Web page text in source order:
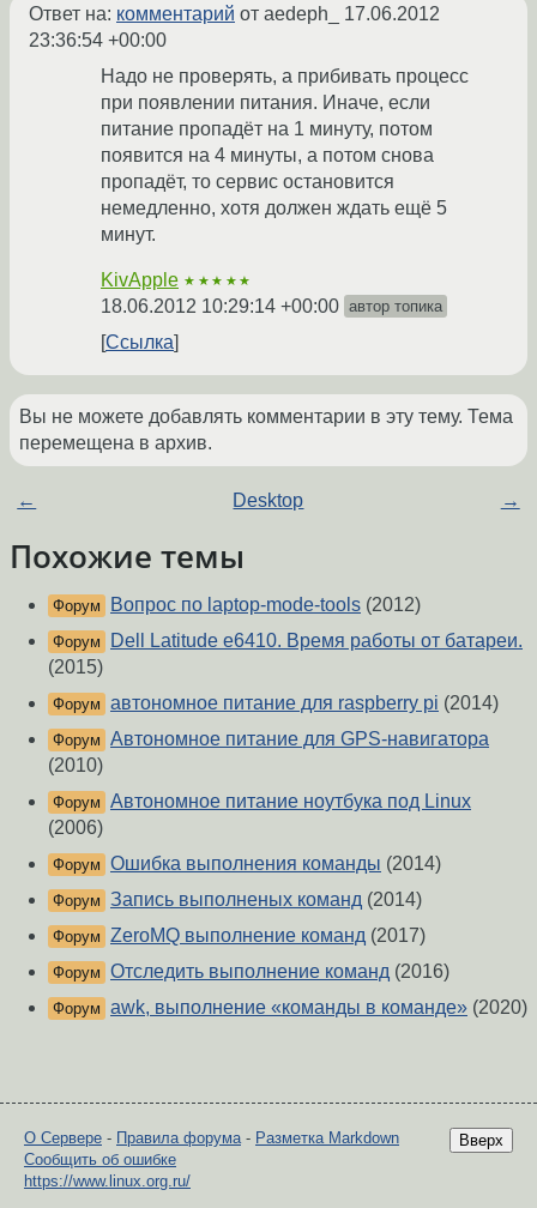
Ответ на: комментарий от aedeph_ 17.06.2012
23:36:54 +00:00
Надо не проверять, а прибивать процесс
при появлении питания. Иначе, если
питание пропадёт на 1 минуту, потом
появится на 4 минуты, а потом снова
пропадёт, то сервис остановится
немедленно, хотя должен ждать ещё 5
минут.
KivApple ★★★★★
18.06.2012 10:29:14 +00:00 автор топика
Ссылка
Вы не можете добавлять комментарии в эту тему. Тема
перемещена в архив.
← Desktop →
Похожие темы
Форум Вопрос по laptop-mode-tools (2012)
Форум
Dell Latitude e6410. Время работы от батареи.
(2015)
Форум автономное питание для raspberry pi (2014)
Форум Автономное питание для GPS-навигатора
(2010)
Форум Автономное питание ноутбука под Linux
(2006)
Форум Ошибка выполнения команды (2014)
Форум Запись выполненых команд (2014)
Форум ZeroMQ выполнение команд (2017)
Форум Отследить выполнение команд (2016)
Форум awk, выполнение «команды в команде» (2020)
Вверх
О Сервере - Правила форума- Разметка Markdown
Сообщить об ошибке
https://www.linux.org.ru/